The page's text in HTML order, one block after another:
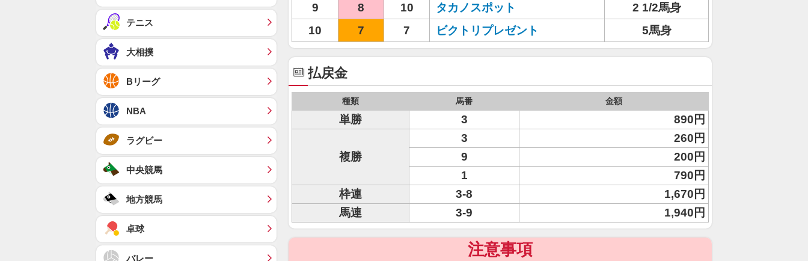
9
8 10 タカノスポット
2 1/2馬身
10
7 7 ビクトリプレゼント 5馬身
払戻金
種類 馬番 金額
単勝 3 890円
複勝
3
260円
9
200円
1
790円
枠連
3-8
1,670円
馬連
3-9 1,940円
注意事項
テニス
大相撲
Bリーグ
NBA
ラグビー
中央競馬
地方競馬
卓球
バレー